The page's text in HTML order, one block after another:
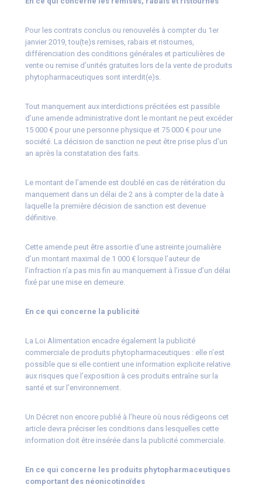
Pour les contrats conclus ou renouvelés à compter du 1er
janvier 2019, tou(te)s remises, rabais et ristournes,
différenciation des conditions générales et particulières de
vente ou remise d’unités gratuites lors de la vente de produits
phytopharmaceutiques sont interdit(e)s.
Tout manquement aux interdictions précitées est passible
d’une amende administrative dont le montant ne peut excéder
15 000 € pour une personne physique et 75 000 € pour une
société. La décision de sanction ne peut être prise plus d’un
an après la constatation des faits.
Le montant de l’amende est doublé en cas de réitération du
manquement dans un délai de 2 ans à compter de la date à
laquelle la première décision de sanction est devenue
définitive.
Cette amende peut être assortie d’une astreinte journalière
d’un montant maximal de 1 000 € lorsque l’auteur de
l’infraction n’a pas mis fin au manquement à l’issue d’un délai
fixé par une mise en demeure.
En ce qui concerne la publicité
La Loi Alimentation encadre également la publicité
commerciale de produits phytopharmaceutiques : elle n’est
possible que si elle contient une information explicite relative
aux risques que l’exposition à ces produits entraîne sur la
santé et sur l’environnement.
Un Décret non encore publié à l’heure où nous rédigeons cet
article devra préciser les conditions dans lesquelles cette
information doit être insérée dans la publicité commerciale.
En ce qui concerne les produits phytopharmaceutiques
comportant des néonicotinoïdes